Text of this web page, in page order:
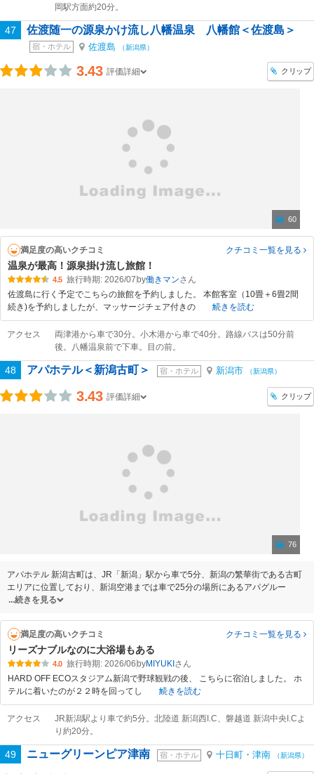
岡駅方面約20分。
47 佐渡随一の源泉かけ流し八幡温泉 八幡館＜佐渡島＞
宿・ホテル 佐渡島 （新潟県）
3.43 評価詳細 クリップ
60
満足度の高いクチコミ クチコミ一覧を見る
温泉が最高！源泉掛け流し旅館！
4.5 旅行時期: 2026/07 by働きマン
佐渡島に行く予定でこちらの旅館を予約しました。 本館客室（10畳＋6畳2間
続き)を予約しましたが、マッサージチェア付きの
続きを読む
アクセス
両津港から車で30分。小木港から車で40分。路線バスは50分前
後。八幡温泉前で下車。目の前。
48 アパホテル＜新潟古町＞ 宿・ホテル 新潟市 （新潟県）
3.43 評価詳細 クリップ
76
アパホテル 新潟古町は、JR「新潟」駅から車で5分、新潟の繁華街である古町
エリアに位置しており、新潟空港までは車で25分の場所にあるアパグルー
続きを見る
満足度の高いクチコミ クチコミ一覧を見る
リーズナブルなのに大浴場もある
4.0 旅行時期: 2026/06 byMIYUKI
HARD OFF ECOスタジアム新潟で野球観戦の後、 こちらに宿泊しました。 ホ
テルに着いたのが２２時を回ってし
続きを読む
アクセス
JR新潟駅より車で約5分。北陸道 新潟西I.C、磐越道 新潟中央I.Cよ
り約20分。
49 ニューグリーンピア津南 宿・ホテル 十日町・津南 （新潟県）